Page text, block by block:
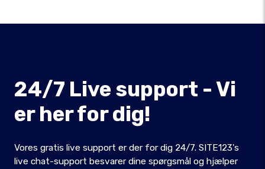
24/7 Live support - Vi
er her for dig!
Vores gratis live support er der for dig 24/7. SITE123's
live chat-support besvarer dine spørgsmål og hjælper